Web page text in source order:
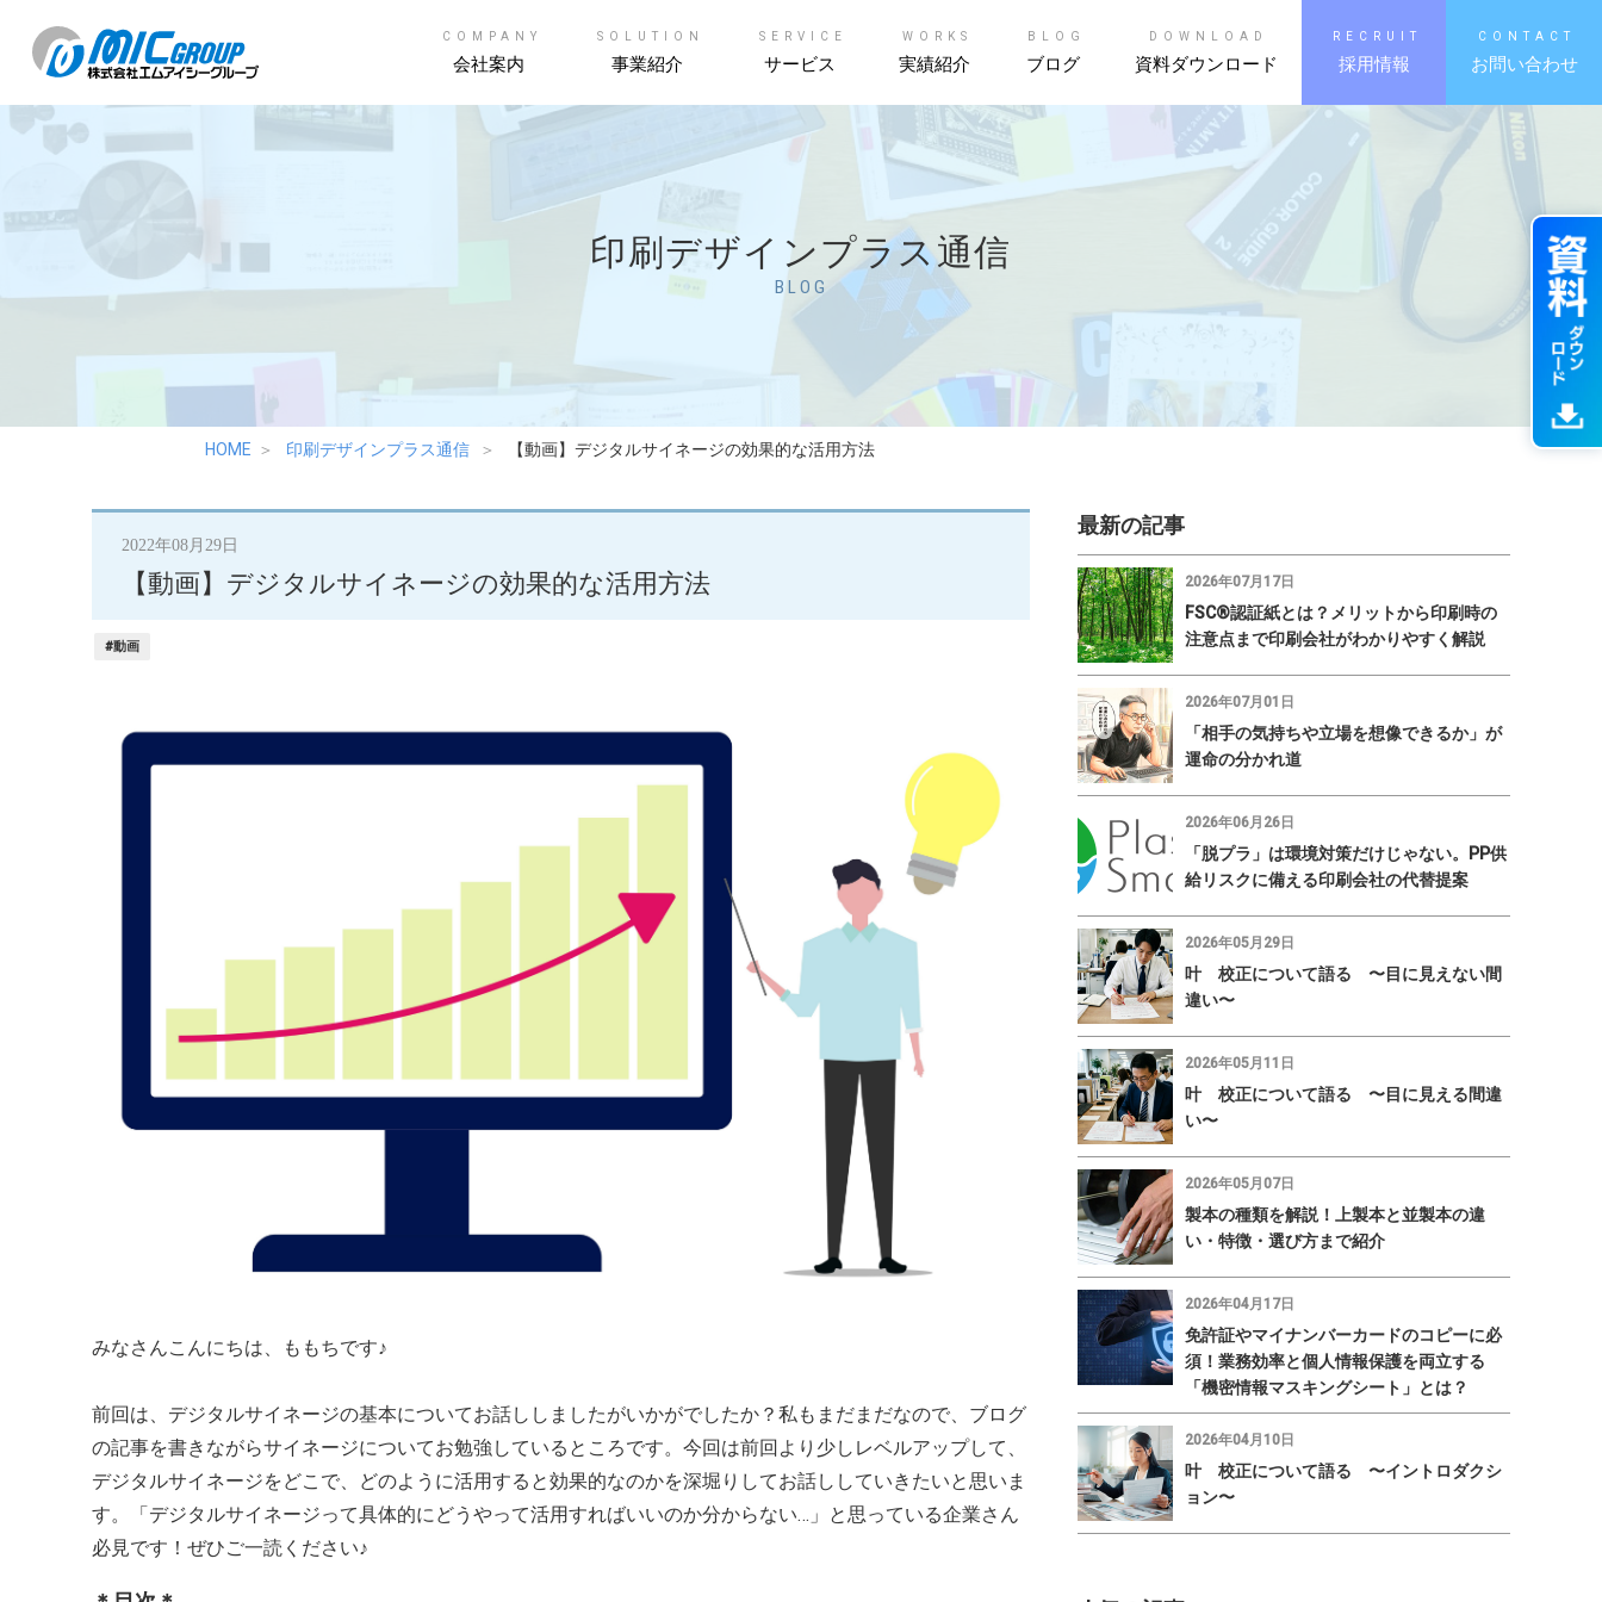
COMPANY
会社案内
SOLUTION
事業紹介
SERVICE
サービス
WORKS
実績紹介
BLOG
ブログ
DOWNLOAD
資料ダウンロード
RECRUIT
採用情報
CONTACT
お問い合わせ
印刷デザインプラス通信
BLOG
HOME 印刷デザインプラス通信 【動画】デジタルサイネージの効果的な活用方法
2022年08月29日
【動画】デジタルサイネージの効果的な活用方法
#動画
みなさんこんにちは、ももちです♪
前回は、デジタルサイネージの基本についてお話ししましたがいかがでしたか？私もまだまだなので、ブログ
の記事を書きながらサイネージについてお勉強しているところです。今回は前回より少しレベルアップして、
デジタルサイネージをどこで、どのように活用すると効果的なのかを深堀りしてお話ししていきたいと思いま
す。「デジタルサイネージって具体的にどうやって活用すればいいのか分からない…」と思っている企業さん
必見です！ぜひご一読ください♪
最新の記事
2026年07月17日
FSC®認証紙とは？メリットから印刷時の
注意点まで印刷会社がわかりやすく解説
2026年07月01日
「相手の気持ちや立場を想像できるか」が
運命の分かれ道
2026年06月26日
「脱プラ」は環境対策だけじゃない。PP供
給リスクに備える印刷会社の代替提案
2026年05月29日
叶 校正について語る 〜目に見えない間
違い〜
2026年05月11日
叶 校正について語る 〜目に見える間違
い〜
2026年05月07日
製本の種類を解説！上製本と並製本の違
い・特徴・選び方まで紹介
2026年04月17日
免許証やマイナンバーカードのコピーに必
須！業務効率と個人情報保護を両立する
「機密情報マスキングシート」とは？
2026年04月10日
叶 校正について語る 〜イントロダクシ
ョン〜